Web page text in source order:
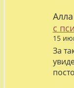
Алла
с
15
За